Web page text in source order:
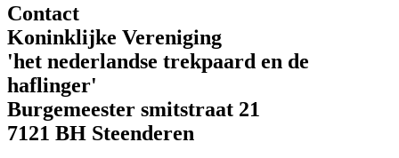
Contact
Koninklijke Vereniging
'het nederlandse trekpaard en de
haflinger'
Burgemeester smitstraat 21
7121 BH Steenderen